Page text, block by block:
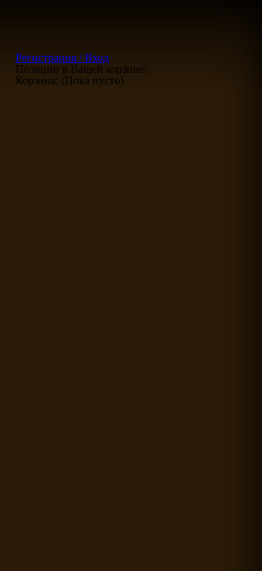
Регистрация / Вход
Позиции в Вашей корзине:
Корзина: (Пока пусто)